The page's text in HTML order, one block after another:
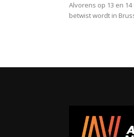
Alvorens op 13 en
betwist wordt in